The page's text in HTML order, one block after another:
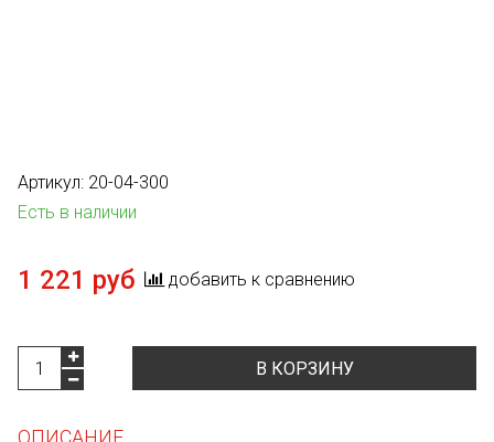
Артикул: 20-04-300
Есть в наличии
1 221 руб добавить к сравнению
В КОРЗИНУ